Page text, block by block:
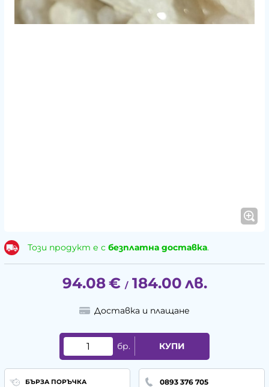
Този продукт е с безплатна доставка.
94.08€ / 184.00 лв.
Доставка и плащане
бр. КУПИ
БЪРЗА ПОРЪЧКА 0893 376 705